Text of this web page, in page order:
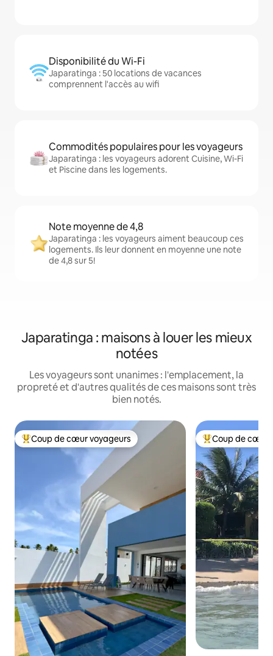
Disponibilité du Wi-Fi
Japaratinga : 50 locations de vacances
comprennent l'accès au wifi
Commodités populaires pour les voyageurs
Japaratinga : les voyageurs adorent Cuisine, Wi-Fi
et Piscine dans les logements.
Note moyenne de 4,8
Japaratinga : les voyageurs aiment beaucoup ces
logements. Ils leur donnent en moyenne une note
de 4,8 sur 5!
Japaratinga : maisons à louer les mieux
notées
Les voyageurs sont unanimes : l'emplacement, la
propreté et d'autres qualités de ces maisons sont très
bien notés.
Coup de cœur voyageurs parmi les plus aimés
Coup de cœur voyageurs Coup de cœur
Coup de cœur